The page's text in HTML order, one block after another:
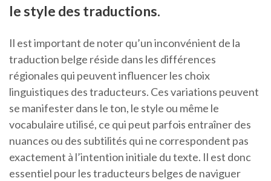
le style des traductions.
Il est important de noter qu’un inconvénient de la
traduction belge réside dans les différences
régionales qui peuvent influencer les choix
linguistiques des traducteurs. Ces variations peuvent
se manifester dans le ton, le style ou même le
vocabulaire utilisé, ce qui peut parfois entraîner des
nuances ou des subtilités qui ne correspondent pas
exactement à l’intention initiale du texte. Il est donc
essentiel pour les traducteurs belges de naviguer